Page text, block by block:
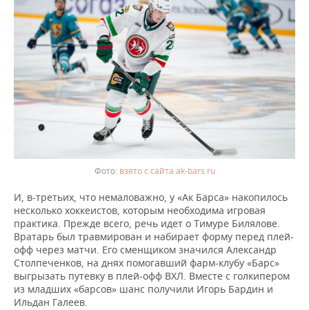
взято с сайта ak-bars.ru
И, в-третьих, что немаловажно, у «Ак Барса» накопилось
несколько хоккеистов, которым необходима игровая
практика. Прежде всего, речь идет о Тимуре Билялове.
Вратарь был травмирован и набирает форму перед плей-
офф через матчи. Его сменщиком значился Александр
Столпеченков, на днях помогавший фарм-клубу «Барс»
выгрызать путевку в плей-офф ВХЛ. Вместе с голкипером
из младших «барсов» шанс получили Игорь Бардин и
Ильдан Галеев.